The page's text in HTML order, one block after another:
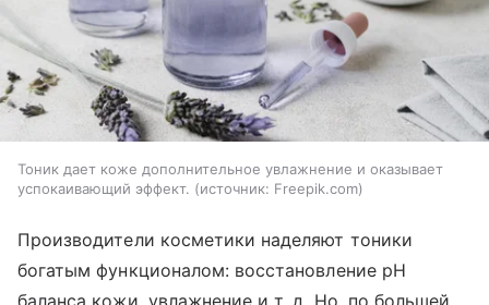
Тоник дает коже дополнительное увлажнение и оказывает
успокаивающий эффект.
источник: Freepik.com
Производители косметики наделяют тоники
богатым функционалом: восстановление pH